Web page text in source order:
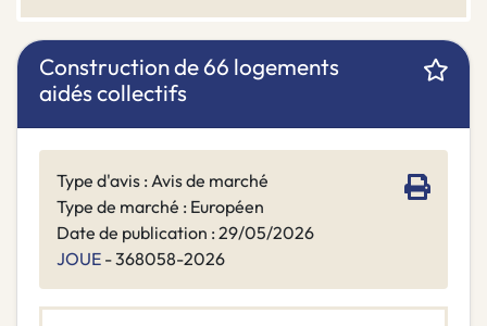
Construction de 66 logements
aidés collectifs
Type d'avis : Avis de marché
Type de marché : Européen
Date de publication : 29/05/2026
JOUE - 368058-2026